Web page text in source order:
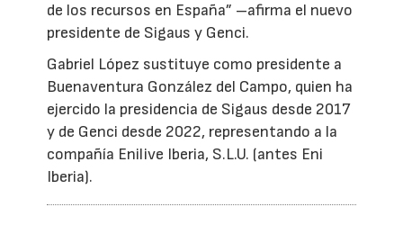
de los recursos en España” –afirma el nuevo
presidente de Sigaus y Genci.
Gabriel López sustituye como presidente a
Buenaventura González del Campo, quien ha
ejercido la presidencia de Sigaus desde 2017
y de Genci desde 2022, representando a la
compañía Enilive Iberia, S.L.U. (antes Eni
Iberia).